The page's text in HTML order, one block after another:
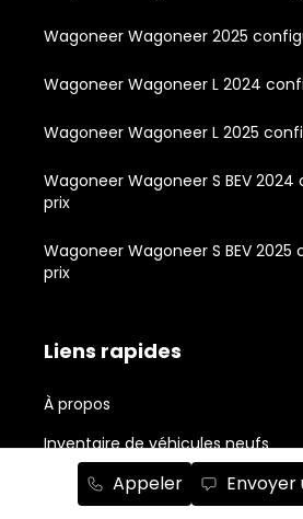
Appeler Envoyer
Wagoneer Wagoneer 2025
Wagoneer Wagoneer L 2024
Wagoneer Wagoneer L 2025
Wagoneer Wagoneer S BEV
prix
Wagoneer Wagoneer S BEV
prix
Liens rapides
À propos
Inventaire de véhicules neufs
Inventaire de véhicules usagés